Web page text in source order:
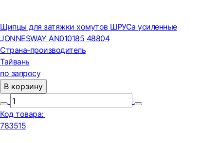
Щипцы для затяжки хомутов ШРУСа усиленные
JONNESWAY AN010185 48804
Страна-производитель
Тайвань
по запросу
В корзину
Код товара:
783515